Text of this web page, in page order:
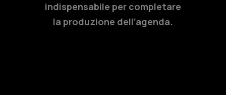
indispensabile per completare
la produzione dell’agenda.